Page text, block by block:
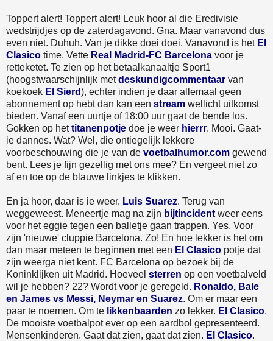
Toppert alert! Toppert alert! Leuk hoor al die Eredivisie
wedstrijdjes op de zaterdagavond. Gna. Maar vanavond dus
even niet. Duhuh. Van je dikke doei doei. Vanavond is het El
Clasico time. Vette Real Madrid-FC Barcelona voor je
retteketet. Te zien op het betaalkanaaltje Sport1
(hoogstwaarschijnlijk metdeskundigcommentaar van
koekoek El Sierd), echter indien je daar allemaal geen
abonnement op hebt dan kan een stream wellicht uitkomst
bieden. Vanaf een uurtje of 18:00 uur gaat de bende los.
Gokken op hettitanenpotje doe je weer hierrr. Mooi. Gaat-
ie dannes. Wat? Wel, die ontiegelijk lekkere
voorbeschouwing die je van de voetbalhumor.com gewend
bent. Lees je fijn gezellig met ons mee? En vergeet niet zo
af en toe op de blauwe linkjes te klikken.
En ja hoor, daar is ie weer. Luis Suarez. Terug van
weggeweest. Meneertje mag na zijn bijtincident weer eens
voor het eggie tegen een balletje gaan trappen. Yes. Voor
zijn 'nieuwe' cluppie Barcelona. Zo! En hoe lekker is het om
dan maar meteen te beginnen met een El Clasico potje dat
zijn weerga niet kent. FC Barcelona op bezoek bij de
Koninklijken uit Madrid. Hoeveel sterren op een voetbalveld
wil je hebben? 22? Wordt voor je geregeld. Ronaldo, Bale
en James vs Messi, Neymar en Suarez. Om er maar een
paar te noemen. Om te likkenbaarden zo lekker. El Clasico.
De mooiste voetbalpot ever op een aardbol gepresenteerd.
Mensenkinderen. Gaat dat zien, gaat dat zien. El Clasico.